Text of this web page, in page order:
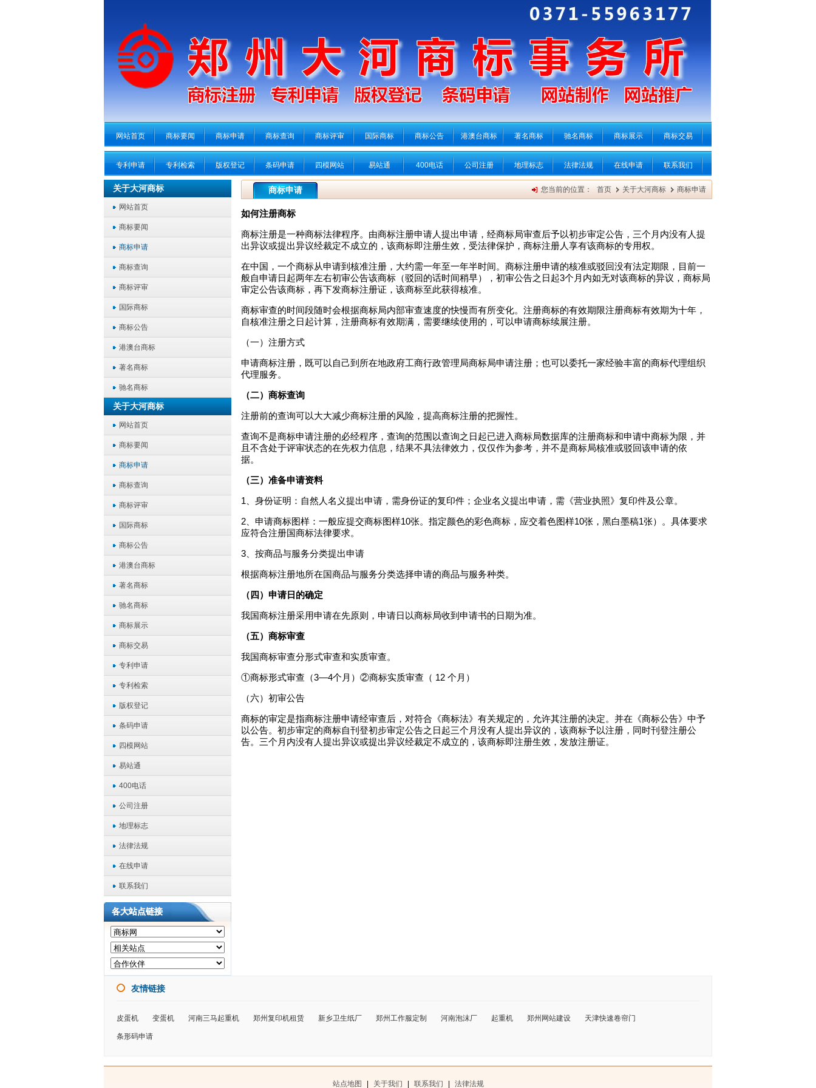
网站首页 商标要闻 商标申请 商标查询 商标评审 国际商标 商标公告 港澳台商标 著名商标 驰名商标 商标展示 商标交易
专利申请 专利检索 版权登记 条码申请 四模网站 易站通 400电话 公司注册 地理标志 法律法规 在线申请 联系我们
关于大河商标
网站首页
商标要闻
商标申请
商标查询
商标评审
国际商标
商标公告
港澳台商标
著名商标
驰名商标
关于大河商标
网站首页
商标要闻
商标申请
商标查询
商标评审
国际商标
商标公告
港澳台商标
著名商标
驰名商标
商标展示
商标交易
专利申请
专利检索
版权登记
条码申请
四模网站
易站通
400电话
公司注册
地理标志
法律法规
在线申请
联系我们
各大站点链接
商标申请 您当前的位置： 首页 关于大河商标 商标申请
如何注册商标
商标注册是一种商标法律程序。由商标注册申请人提出申请，经商标局审查后予以初步审定公告，三个月内没有人提
出异议或提出异议经裁定不成立的，该商标即注册生效，受法律保护，商标注册人享有该商标的专用权。
在中国，一个商标从申请到核准注册，大约需一年至一年半时间。商标注册申请的核准或驳回没有法定期限，目前一
般自申请日起两年左右初审公告该商标（驳回的话时间稍早），初审公告之日起3个月内如无对该商标的异议，商标局
审定公告该商标，再下发商标注册证，该商标至此获得核准。
商标审查的时间段随时会根据商标局内部审查速度的快慢而有所变化。注册商标的有效期限注册商标有效期为十年，
自核准注册之日起计算，注册商标有效期满，需要继续使用的，可以申请商标续展注册。
（一）注册方式
申请商标注册，既可以自己到所在地政府工商行政管理局商标局申请注册；也可以委托一家经验丰富的商标代理组织
代理服务。
（二）商标查询
注册前的查询可以大大减少商标注册的风险，提高商标注册的把握性。
查询不是商标申请注册的必经程序，查询的范围以查询之日起已进入商标局数据库的注册商标和申请中商标为限，并
且不含处于评审状态的在先权力信息，结果不具法律效力，仅仅作为参考，并不是商标局核准或驳回该申请的依
据。
（三）准备申请资料
1、身份证明：自然人名义提出申请，需身份证的复印件；企业名义提出申请，需《营业执照》复印件及公章。
2、申请商标图样：一般应提交商标图样10张。指定颜色的彩色商标，应交着色图样10张，黑白墨稿1张）。具体要求
应符合注册国商标法律要求。
3、按商品与服务分类提出申请
根据商标注册地所在国商品与服务分类选择申请的商品与服务种类。
（四）申请日的确定
我国商标注册采用申请在先原则，申请日以商标局收到申请书的日期为准。
（五）商标审查
我国商标审查分形式审查和实质审查。
①商标形式审查（3—4个月）②商标实质审查（ 12 个月）
（六）初审公告
商标的审定是指商标注册申请经审查后，对符合《商标法》有关规定的，允许其注册的决定。并在《商标公告》中予
以公告。初步审定的商标自刊登初步审定公告之日起三个月没有人提出异议的，该商标予以注册，同时刊登注册公
告。三个月内没有人提出异议或提出异议经裁定不成立的，该商标即注册生效，发放注册证。
友情链接
皮蛋机 变蛋机 河南三马起重机 郑州复印机租赁 新乡卫生纸厂 郑州工作服定制 河南泡沫厂 起重机 郑州网站建设 天津快速卷帘门
条形码申请
站点地图 关于我们 联系我们 法律法规